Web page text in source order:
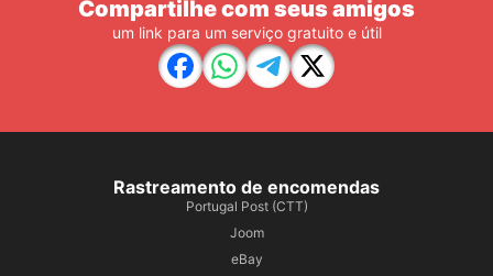
Compartilhe com seus amigos
um link para um serviço gratuito e útil
Rastreamento de encomendas
Portugal Post (CTT)
Joom
eBay